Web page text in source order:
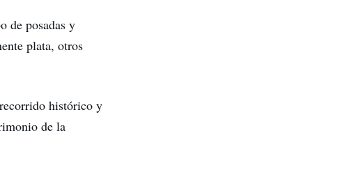
de posadas y
plata, otros
histórico y
de la